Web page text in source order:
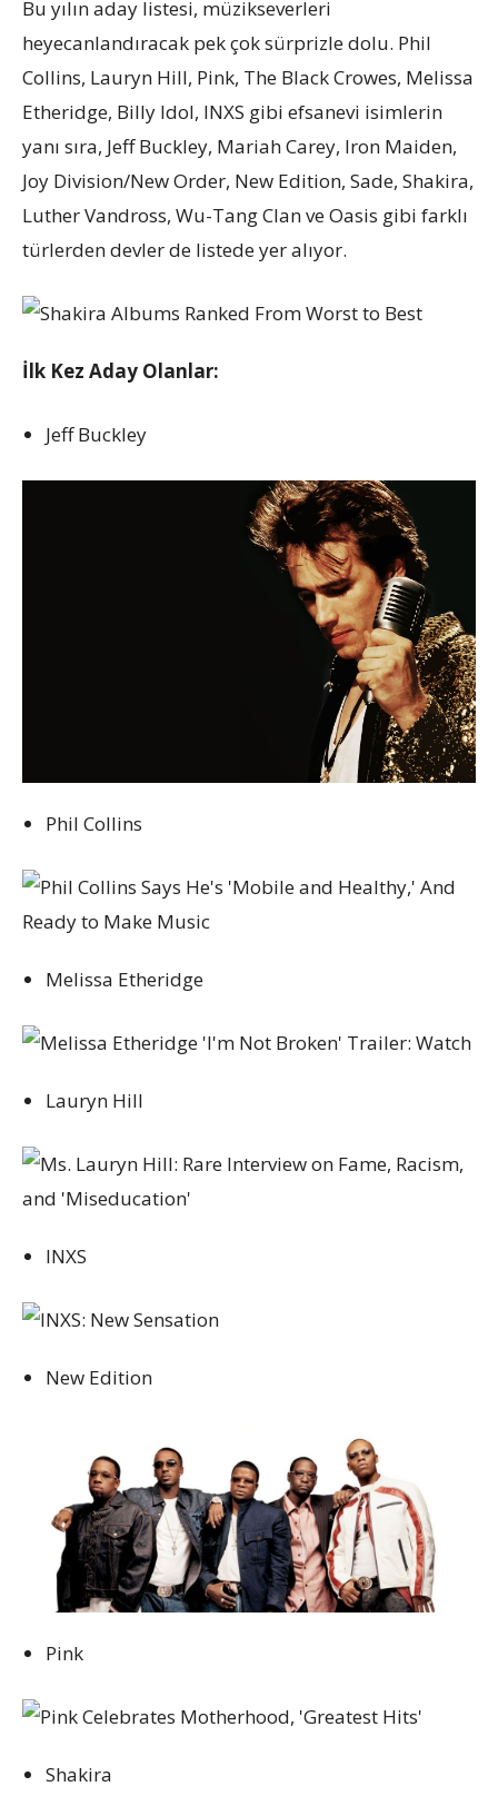
Bu yılın aday listesi, müzikseverleri
heyecanlandıracak pek çok sürprizle dolu. Phil
Collins, Lauryn Hill, Pink, The Black Crowes, Melissa
Etheridge, Billy Idol, INXS gibi efsanevi isimlerin
yanı sıra, Jeff Buckley, Mariah Carey, Iron Maiden,
Joy Division/New Order, New Edition, Sade, Shakira,
Luther Vandross, Wu-Tang Clan ve Oasis gibi farklı
türlerden devler de listede yer alıyor.
İlk Kez Aday Olanlar:
Jeff Buckley
Phil Collins
Melissa Etheridge
Lauryn Hill
INXS
New Edition
Pink
Shakira